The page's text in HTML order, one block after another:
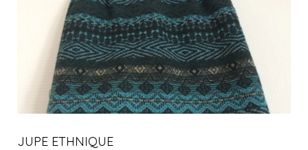
JUPE ETHNIQUE